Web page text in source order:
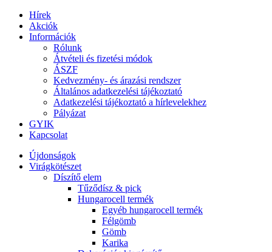
Hírek
Akciók
Információk
Rólunk
Átvételi és fizetési módok
ÁSZF
Kedvezmény- és árazási rendszer
Általános adatkezelési tájékoztató
Adatkezelési tájékoztató a hírlevelekhez
Pályázat
GYIK
Kapcsolat
Újdonságok
Virágkötészet
Díszítő elem
Tűződísz & pick
Hungarocell termék
Egyéb hungarocell termék
Félgömb
Gömb
Karika